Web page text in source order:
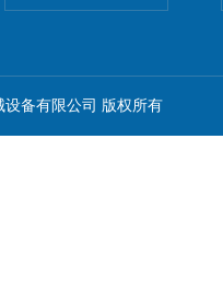
备有限公司 版权所有